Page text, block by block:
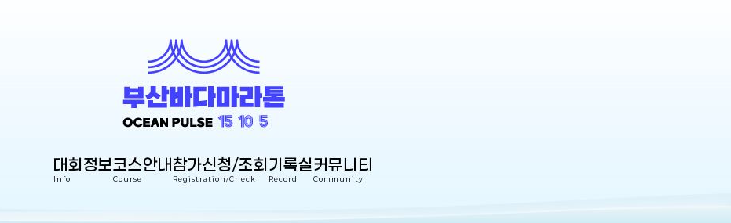
대회정보
Info
코스안내
Course
참가신청/조회
Registration/Check
기록실
Record
커뮤니티
Community